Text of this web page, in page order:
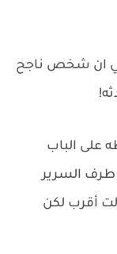
ان شخص ناجح
على الباب
طرف السرير
أقرب لكن